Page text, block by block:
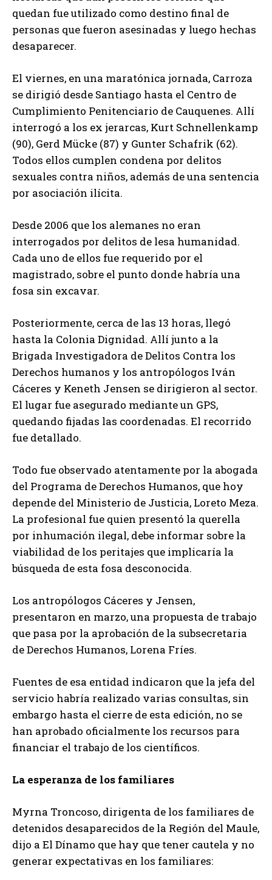
quedan fue utilizado como destino final de
personas que fueron asesinadas y luego hechas
desaparecer.
El viernes, en una maratónica jornada, Carroza
se dirigió desde Santiago hasta el Centro de
Cumplimiento Penitenciario de Cauquenes. Allí
interrogó a los ex jerarcas, Kurt Schnellenkamp
(90), Gerd Mücke (87) y Gunter Schafrik (62).
Todos ellos cumplen condena por delitos
sexuales contra niños, además de una sentencia
por asociación ilícita.
Desde 2006 que los alemanes no eran
interrogados por delitos de lesa humanidad.
Cada uno de ellos fue requerido por el
magistrado, sobre el punto donde habría una
fosa sin excavar.
Posteriormente, cerca de las 13 horas, llegó
hasta la Colonia Dignidad. Allí junto a la
Brigada Investigadora de Delitos Contra los
Derechos humanos y los antropólogos Iván
Cáceres y Keneth Jensen se dirigieron al sector.
El lugar fue asegurado mediante un GPS,
quedando fijadas las coordenadas. El recorrido
fue detallado.
Todo fue observado atentamente por la abogada
del Programa de Derechos Humanos, que hoy
depende del Ministerio de Justicia, Loreto Meza.
La profesional fue quien presentó la querella
por inhumación ilegal, debe informar sobre la
viabilidad de los peritajes que implicaría la
búsqueda de esta fosa desconocida.
Los antropólogos Cáceres y Jensen,
presentaron en marzo, una propuesta de trabajo
que pasa por la aprobación de la subsecretaria
de Derechos Humanos, Lorena Fríes.
Fuentes de esa entidad indicaron que la jefa del
servicio habría realizado varias consultas, sin
embargo hasta el cierre de esta edición, no se
han aprobado oficialmente los recursos para
financiar el trabajo de los científicos.
La esperanza de los familiares
Myrna Troncoso, dirigenta de los familiares de
detenidos desaparecidos de la Región del Maule,
dijo a El Dínamo que hay que tener cautela y no
generar expectativas en los familiares: